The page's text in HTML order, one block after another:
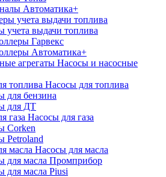
Автоматика+
учета выдачи топлива
Гарвекс
Автоматика+
Насосы и насосные
Насосы для топлива
для бензина
для ДТ
Насосы для газа
Corken
Petroland
Насосы для масла
для масла Промприбор
для масла Piusi